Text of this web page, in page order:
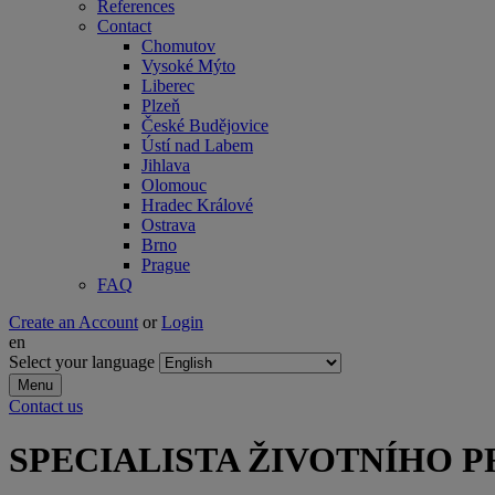
References
Contact
Chomutov
Vysoké Mýto
Liberec
Plzeň
České Budějovice
Ústí nad Labem
Jihlava
Olomouc
Hradec Králové
Ostrava
Brno
Prague
FAQ
Create an Account or Login
en
Select your language
Menu
Contact us
SPECIALISTA ŽIVOTNÍHO